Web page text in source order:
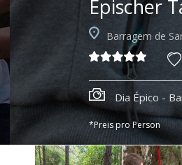
Epischer
Barragem de
Dia Épico -
*Preis pro Person